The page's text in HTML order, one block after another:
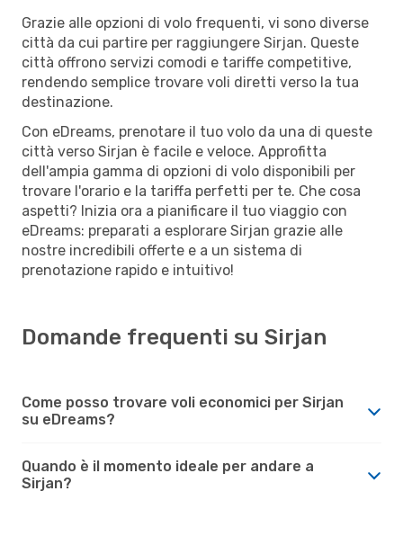
Grazie alle opzioni di volo frequenti, vi sono diverse
città da cui partire per raggiungere Sirjan. Queste
città offrono servizi comodi e tariffe competitive,
rendendo semplice trovare voli diretti verso la tua
destinazione.
Con eDreams, prenotare il tuo volo da una di queste
città verso Sirjan è facile e veloce. Approfitta
dell'ampia gamma di opzioni di volo disponibili per
trovare l'orario e la tariffa perfetti per te. Che cosa
aspetti? Inizia ora a pianificare il tuo viaggio con
eDreams: preparati a esplorare Sirjan grazie alle
nostre incredibili offerte e a un sistema di
prenotazione rapido e intuitivo!
Domande frequenti su Sirjan
Come posso trovare voli economici per Sirjan
su eDreams?
Quando è il momento ideale per andare a
Sirjan?